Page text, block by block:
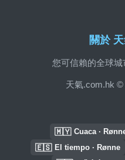
關於
您可信賴的全球城
天氣.com.hk ©
🇲🇾 Cuaca ·
🇪🇸 El tiempo · Rønne